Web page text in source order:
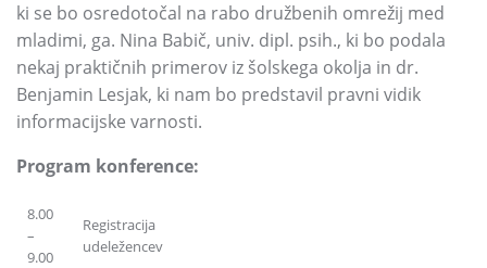
ki se bo osredotočal na rabo družbenih omrežij med
mladimi, ga. Nina Babič, univ. dipl. psih., ki bo podala
nekaj praktičnih primerov iz šolskega okolja in dr.
Benjamin Lesjak, ki nam bo predstavil pravni vidik
informacijske varnosti.
Program konference:
8.00
–
9.00
Registracija
udeležencev